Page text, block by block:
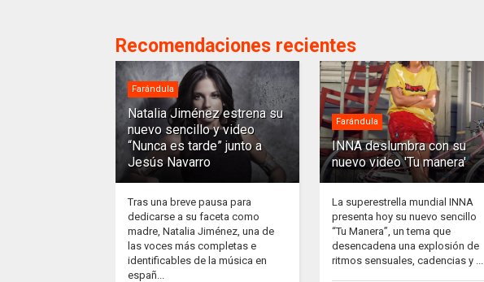
Recomendaciones recientes
Farándula
Natalia Jiménez estrena su
nuevo sencillo y video
“Nunca es tarde” junto a
Jesús Navarro
Tras una breve pausa para
dedicarse a su faceta como
madre, Natalia Jiménez, una de
las voces más completas e
identificables de la música en
españ...
Farándula
INNA deslumbra con su
nuevo video 'Tu manera'
La superestrella mundial INNA
presenta hoy su nuevo sencillo
“Tu Manera”, un tema que
desencadena una explosión de
ritmos sensuales, cadencias y ...